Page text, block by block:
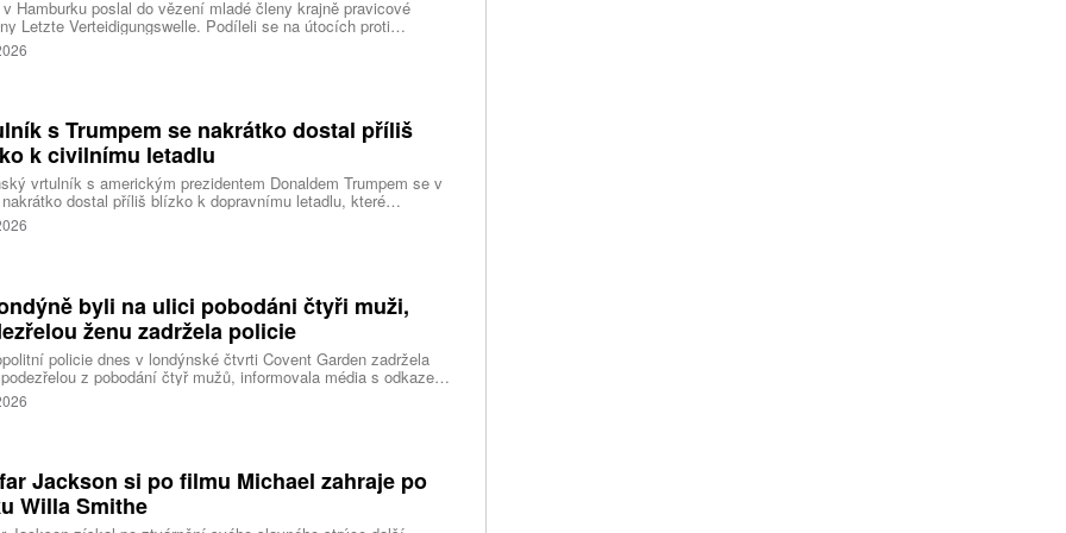
Hamburku poslal do vězení mladé členy krajně pravicové
Letzte Verteidigungswelle. Podíleli se na útocích proti
zařízením a levicovým institucím. Tresty dosahují až pěti
s Trumpem se nakrátko dostal příliš
k civilnímu letadlu
vrtulník s americkým prezidentem Donaldem Trumpem se v
dostal příliš blízko k dopravnímu letadlu, které
z washingtonského letiště Ronalda Reagana, uvedl dnes
Federální úřad pro letectví (FAA). Podle Bílého domu Trump
vyšetřování.
byli na ulici pobodáni čtyři muži,
ženu zadržela policie
policie dnes v londýnské čtvrti Covent Garden zadržela
z pobodání čtyř mužů, informovala média s odkazem
úřady. Mluvčí londýnské záchranné služby uvedl, že čtyři
byli ošetřeni na místě a převezeni do nedalekého
Jackson si po filmu Michael zahraje po
Willa Smithe